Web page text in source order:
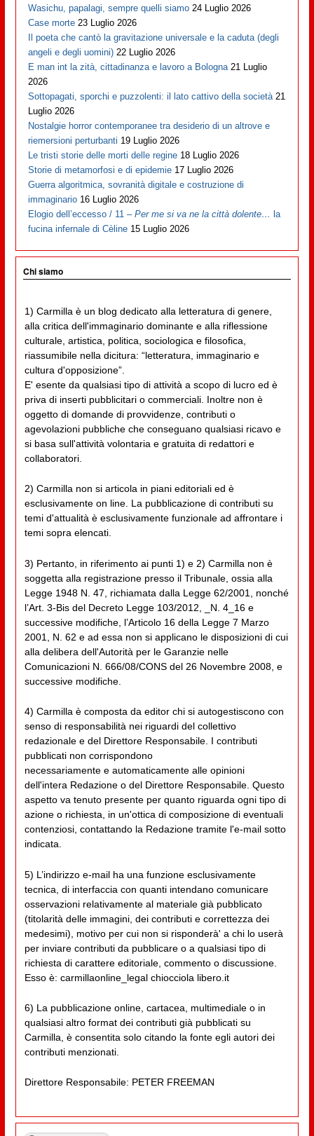
Wasichu, papalagi, sempre quelli siamo 24 Luglio 2026
Case morte 23 Luglio 2026
Il poeta che cantò la gravitazione universale e la caduta (degli
angeli e degli uomini) 22 Luglio 2026
E man int la zità, cittadinanza e lavoro a Bologna 21 Luglio
2026
Sottopagati, sporchi e puzzolenti: il lato cattivo della società 21
Luglio 2026
Nostalgie horror contemporanee tra desiderio di un altrove e
riemersioni perturbanti 19 Luglio 2026
Le tristi storie delle morti delle regine 18 Luglio 2026
Storie di metamorfosi e di epidemie 17 Luglio 2026
Guerra algoritmica, sovranità digitale e costruzione di
immaginario 16 Luglio 2026
Elogio dell’eccesso / 11 –Per me si va ne la città dolente… la
fucina infernale di Cèline 15 Luglio 2026
Chi siamo
1) Carmilla è un blog dedicato alla letteratura di genere,
alla critica dell'immaginario dominante e alla riflessione
culturale, artistica, politica, sociologica e filosofica,
riassumibile nella dicitura: “letteratura, immaginario e
cultura d'opposizione”.
E' esente da qualsiasi tipo di attività a scopo di lucro ed è
priva di inserti pubblicitari o commerciali. Inoltre non è
oggetto di domande di provvidenze, contributi o
agevolazioni pubbliche che conseguano qualsiasi ricavo e
si basa sull'attività volontaria e gratuita di redattori e
collaboratori.
2) Carmilla non si articola in piani editoriali ed è
esclusivamente on line. La pubblicazione di contributi su
temi d'attualità è esclusivamente funzionale ad affrontare i
temi sopra elencati.
3) Pertanto, in riferimento ai punti 1) e 2) Carmilla non è
soggetta alla registrazione presso il Tribunale, ossia alla
Legge 1948 N. 47, richiamata dalla Legge 62/2001, nonché
l’Art. 3-Bis del Decreto Legge 103/2012, _N. 4_16 e
successive modifiche, l’Articolo 16 della Legge 7 Marzo
2001, N. 62 e ad essa non si applicano le disposizioni di cui
alla delibera dell'Autorità per le Garanzie nelle
Comunicazioni N. 666/08/CONS del 26 Novembre 2008, e
successive modifiche.
4) Carmilla è composta da editor chi si autogestiscono con
senso di responsabilità nei riguardi del collettivo
redazionale e del Direttore Responsabile. I contributi
pubblicati non corrispondono
necessariamente e automaticamente alle opinioni
dell'intera Redazione o del Direttore Responsabile. Questo
aspetto va tenuto presente per quanto riguarda ogni tipo di
azione o richiesta, in un'ottica di composizione di eventuali
contenziosi, contattando la Redazione tramite l'e-mail sotto
indicata.
5) L’indirizzo e-mail ha una funzione esclusivamente
tecnica, di interfaccia con quanti intendano comunicare
osservazioni relativamente al materiale già pubblicato
(titolarità delle immagini, dei contributi e correttezza dei
medesimi), motivo per cui non si risponderà' a chi lo userà
per inviare contributi da pubblicare o a qualsiasi tipo di
richiesta di carattere editoriale, commento o discussione.
Esso è: carmillaonline_legal chiocciola libero.it
6) La pubblicazione online, cartacea, multimediale o in
qualsiasi altro format dei contributi già pubblicati su
Carmilla, è consentita solo citando la fonte egli autori dei
contributi menzionati.
Direttore Responsabile: PETER FREEMAN